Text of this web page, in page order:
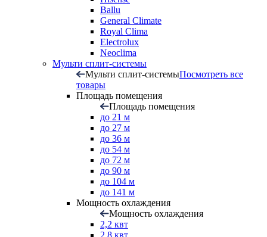
Ballu
General Climate
Royal Clima
Electrolux
Neoclima
Мульти сплит-системы
Мульти сплит-системыПосмотреть все
товары
Площадь помещения
Площадь помещения
до 21 м
до 27 м
до 36 м
до 54 м
до 72 м
до 90 м
до 104 м
до 141 м
Мощность охлаждения
Мощность охлаждения
2,2 квт
2,8 квт